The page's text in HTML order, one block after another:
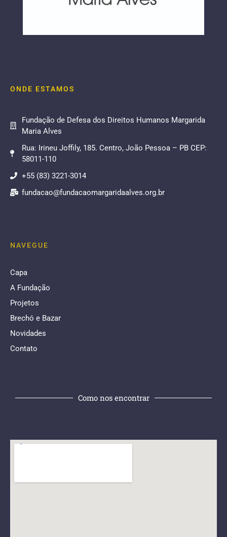
ONDE ESTAMOS
Fundação de Defesa dos Direitos Humanos Margarida
Maria Alves
Rua: Irineu Joffily, 185. Centro, João Pessoa – PB CEP:
58011-110
+55 (83) 3221-3014
fundacao@fundacaomargaridaalves.org.br
NAVEGUE
Capa
A Fundação
Projetos
Brechó e Bazar
Novidades
Contato
Como nos encontrar